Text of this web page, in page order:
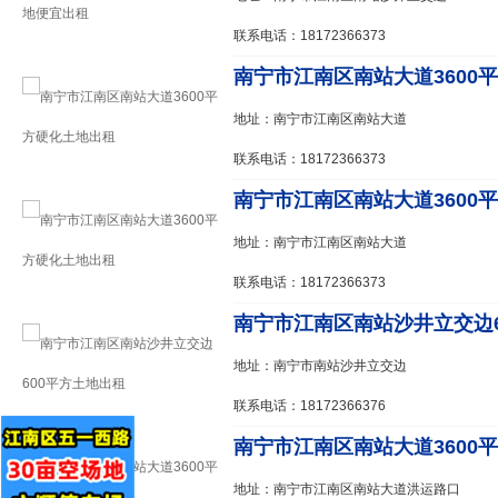
联系电话：18172366373
南宁市江南区南站大道3600
地址：南宁市江南区南站大道
联系电话：18172366373
南宁市江南区南站大道3600
地址：南宁市江南区南站大道
联系电话：18172366373
南宁市江南区南站沙井立交
地址：南宁市南站沙井立交边
联系电话：18172366376
南宁市江南区南站大道3600
地址：南宁市江南区南站大道洪运路口